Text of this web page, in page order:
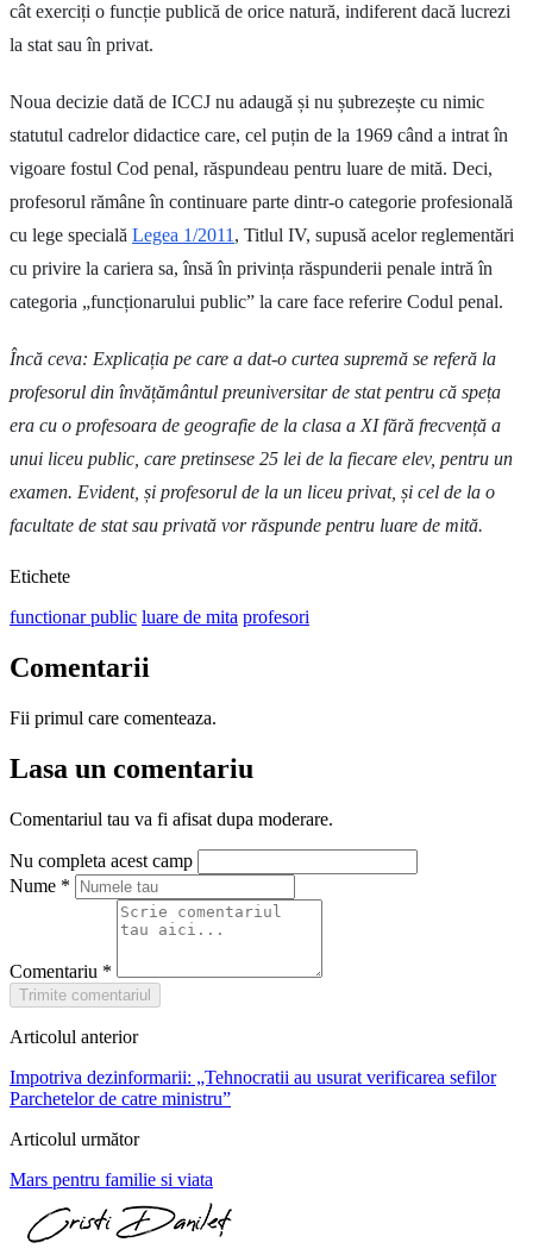
cât exerciți o funcție publică de orice natură, indiferent dacă lucrezi
la stat sau în privat.
Noua decizie dată de ICCJ nu adaugă și nu șubrezește cu nimic
statutul cadrelor didactice care, cel puțin de la 1969 când a intrat în
vigoare fostul Cod penal, răspundeau pentru luare de mită. Deci,
profesorul rămâne în continuare parte dintr-o categorie profesională
cu lege specială Legea 1/2011 , Titlul IV, supusă acelor reglementări
cu privire la cariera sa, însă în privința răspunderii penale intră în
categoria „funcționarului public” la care face referire Codul penal.
Încă ceva: Explicația pe care a dat-o curtea supremă se referă la
profesorul din învățământul preuniversitar de stat pentru că speța
era cu o profesoara de geografie de la clasa a XI fără frecvență a
unui liceu public, care pretinsese 25 lei de la fiecare elev, pentru un
examen. Evident, și profesorul de la un liceu privat, și cel de la o
facultate de stat sau privată vor răspunde pentru luare de mită.
Etichete
functionar public luare de mita profesori
Comentarii
Fii primul care comenteaza.
Lasa un comentariu
Comentariul tau va fi afisat dupa moderare.
Nu completa acest camp
Nume *
Comentariu *
Trimite comentariul
Articolul anterior
Impotriva dezinformarii: „Tehnocratii au usurat verificarea sefilor
Parchetelor de catre ministru”
Articolul următor
Mars pentru familie si viata